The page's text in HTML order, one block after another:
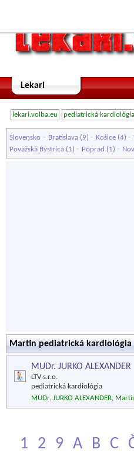
Lekari
lekari.volba.eu pediatrická kardiológia
Slovensko - Bratislava (9) - Košice (4) -
Považská Bystrica (1) - Poprad (1) -
Martin pediatrická kardiológia
MUDr. JURKO ALEXANDER
LTV s.r.o.
pediatrická kardiológia
MUDr. JURKO ALEXANDER,
1 2 9 A B C